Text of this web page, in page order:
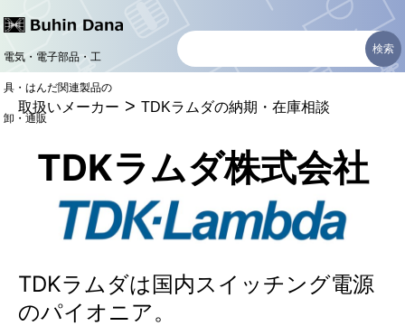
コ
テ
電気・電子部品・工
具・はんだ関連製品の
卸・通販
取扱いメーカー > TDKラムダの納期・在庫相談
TDKラムダ株式会社
TDKラムダは国内スイッチング電源
のパイオニア。